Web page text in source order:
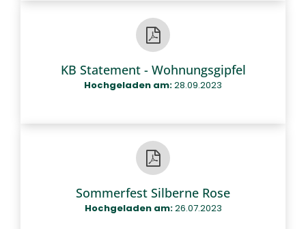
KB Statement - Wohnungsgipfel
Hochgeladen am:28.09.2023
Sommerfest Silberne Rose
Hochgeladen am:26.07.2023